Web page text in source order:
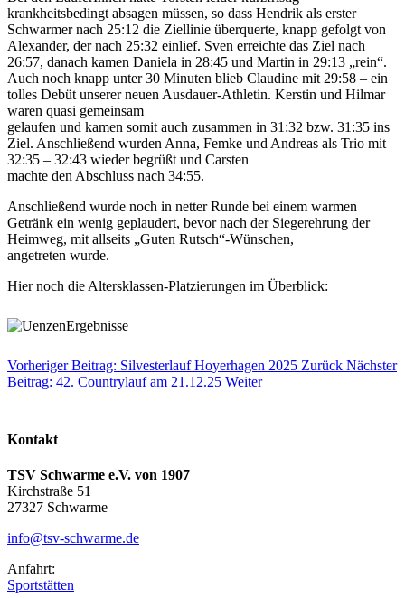
krankheitsbedingt absagen müssen, so dass Hendrik als erster
Schwarmer nach 25:12 die Ziellinie überquerte, knapp gefolgt von
Alexander, der nach 25:32 einlief. Sven erreichte das Ziel nach
26:57, danach kamen Daniela in 28:45 und Martin in 29:13 „rein“.
Auch noch knapp unter 30 Minuten blieb Claudine mit 29:58 – ein
tolles Debüt unserer neuen Ausdauer-Athletin. Kerstin und Hilmar
waren quasi gemeinsam
gelaufen und kamen somit auch zusammen in 31:32 bzw. 31:35 ins
Ziel. Anschließend wurden Anna, Femke und Andreas als Trio mit
32:35 – 32:43 wieder begrüßt und Carsten
machte den Abschluss nach 34:55.
Anschließend wurde noch in netter Runde bei einem warmen
Getränk ein wenig geplaudert, bevor nach der Siegerehrung der
Heimweg, mit allseits „Guten Rutsch“-Wünschen,
angetreten wurde.
Hier noch die Altersklassen-Platzierungen im Überblick:
Vorheriger Beitrag: Silvesterlauf Hoyerhagen 2025 Zurück Nächster
Beitrag: 42. Countrylauf am 21.12.25 Weiter
Kontakt
TSV Schwarme e.V. von 1907
Kirchstraße 51
27327 Schwarme
info@tsv-schwarme.de
Anfahrt:
Sportstätten